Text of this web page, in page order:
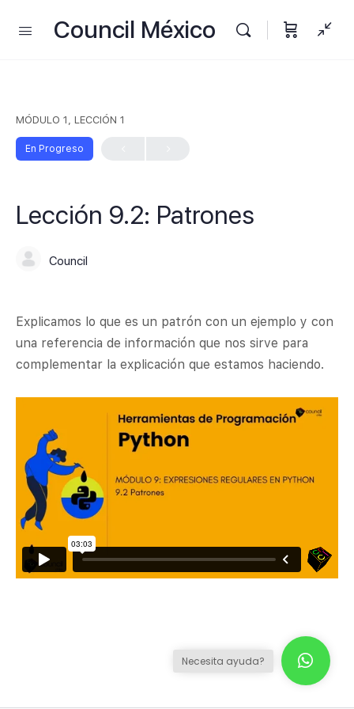
Council México
MÓDULO 1, LECCIÓN 1
En Progreso
Lección 9.2: Patrones
Council
Explicamos lo que es un patrón con un ejemplo y con
una referencia de información que nos sirve para
complementar la explicación que estamos haciendo.
Necesita ayuda?